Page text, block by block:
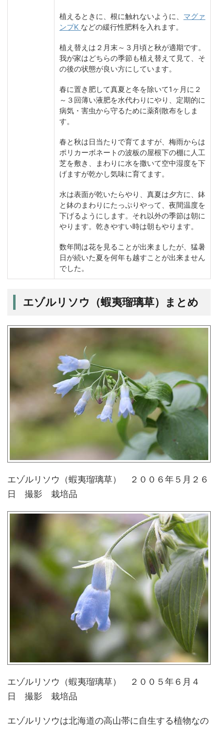
植えるときに、根に触れないように、 マグァ
ンプK などの緩行性肥料を入れます。
植え替えは２月末～３月頃と秋が適期です。
我が家はどちらの季節も植え替えて見て、そ
の後の状態が良い方にしています。
春に置き肥して真夏と冬を除いて1ヶ月に２
～３回薄い液肥を水代わりにやり、定期的に
病気・害虫から守るために薬剤散布をしま
す。
春と秋は日当たりで育てますが、梅雨からは
ポリカーボネートの波板の屋根下の棚に人工
芝を敷き、まわりに水を撒いて空中湿度を下
げますが乾かし気味に育てます。
水は表面が乾いたらやり、真夏は夕方に、鉢
と鉢のまわりにたっぷりやって、夜間温度を
下げるようにします。それ以外の季節は朝に
やります。乾きやすい時は朝もやります。
数年間は花を見ることが出来ましたが、猛暑
日が続いた夏を何年も越すことが出来ません
でした。
エゾルリソウ（蝦夷瑠璃草）まとめ
エゾルリソウ（蝦夷瑠璃草） ２００６年５月２６
日 撮影 栽培品
エゾルリソウ（蝦夷瑠璃草） ２００５年６月４
日 撮影 栽培品
エゾルリソウは北海道の高山帯に自生する植物なの